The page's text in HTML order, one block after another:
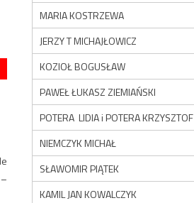
MARIA KOSTRZEWA
JERZY T MICHAJŁOWICZ
KOZIOŁ BOGUSŁAW
PAWEŁ ŁUKASZ ZIEMIAŃSKI
POTERA LIDIA i POTERA KRZYSZTOF
NIEMCZYK MICHAŁ
SŁAWOMIR PIĄTEK
KAMIL JAN KOWALCZYK